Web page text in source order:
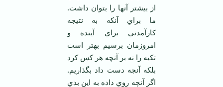
از بيشتر آنها را بتوان داشت.
ما براي آنکه به نتيجه
کارآمدني براي آينده و
امروزمان برسيم بهتر است
تکيه را نه بر آنچه هر کس کرد
بلکه آنچه دست داد بگذاريم.
اگر آنچه روي داده به اين بدي